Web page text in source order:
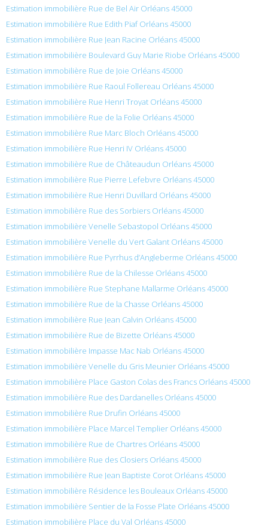
Estimation immobilière Rue de Bel Air Orléans 45000
Estimation immobilière Rue Edith Piaf Orléans 45000
Estimation immobilière Rue Jean Racine Orléans 45000
Estimation immobilière Boulevard Guy Marie Riobe Orléans 45000
Estimation immobilière Rue de Joie Orléans 45000
Estimation immobilière Rue Raoul Follereau Orléans 45000
Estimation immobilière Rue Henri Troyat Orléans 45000
Estimation immobilière Rue de la Folie Orléans 45000
Estimation immobilière Rue Marc Bloch Orléans 45000
Estimation immobilière Rue Henri IV Orléans 45000
Estimation immobilière Rue de Châteaudun Orléans 45000
Estimation immobilière Rue Pierre Lefebvre Orléans 45000
Estimation immobilière Rue Henri Duvillard Orléans 45000
Estimation immobilière Rue des Sorbiers Orléans 45000
Estimation immobilière Venelle Sebastopol Orléans 45000
Estimation immobilière Venelle du Vert Galant Orléans 45000
Estimation immobilière Rue Pyrrhus d’Angleberme Orléans 45000
Estimation immobilière Rue de la Chilesse Orléans 45000
Estimation immobilière Rue Stephane Mallarme Orléans 45000
Estimation immobilière Rue de la Chasse Orléans 45000
Estimation immobilière Rue Jean Calvin Orléans 45000
Estimation immobilière Rue de Bizette Orléans 45000
Estimation immobilière Impasse Mac Nab Orléans 45000
Estimation immobilière Venelle du Gris Meunier Orléans 45000
Estimation immobilière Place Gaston Colas des Francs Orléans 45000
Estimation immobilière Rue des Dardanelles Orléans 45000
Estimation immobilière Rue Drufin Orléans 45000
Estimation immobilière Place Marcel Templier Orléans 45000
Estimation immobilière Rue de Chartres Orléans 45000
Estimation immobilière Rue des Closiers Orléans 45000
Estimation immobilière Rue Jean Baptiste Corot Orléans 45000
Estimation immobilière Résidence les Bouleaux Orléans 45000
Estimation immobilière Sentier de la Fosse Plate Orléans 45000
Estimation immobilière Place du Val Orléans 45000